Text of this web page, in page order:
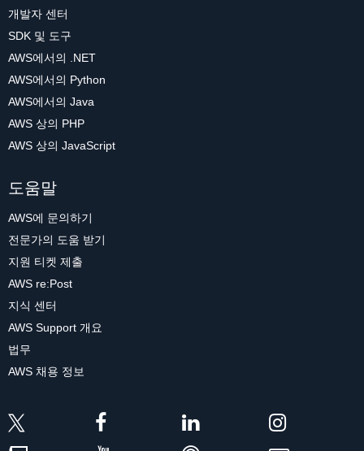
개발자 센터
SDK 및 도구
AWS에서의 .NET
AWS에서의 Python
AWS에서의 Java
AWS 상의 PHP
AWS 상의 JavaScript
도움말
AWS에 문의하기
전문가의 도움 받기
지원 티켓 제출
AWS re:Post
지식 센터
AWS Support 개요
법무
AWS 채용 정보